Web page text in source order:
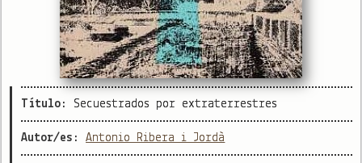
Título: Secuestrados por extraterrestres
Autor/es:Antonio Ribera i Jordà